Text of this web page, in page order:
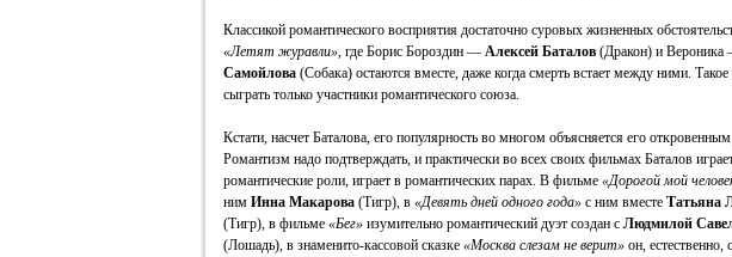
Классикой романтического восприятия достаточно суровых жизненных
«Летят журавли», где Борис Бороздин — Алексей Баталов (Дракон) и
Самойлова (Собака) остаются вместе, даже когда смерть встает между ними. Такое
сыграть только участники романтического союза.
Кстати, насчет Баталова, его популярность во многом объясняется его
Романтизм надо подтверждать, и практически во всех своих фильмах Баталов
романтические роли, играет в романтических парах. В фильме «Дорогой мой
ним Инна Макарова (Тигр), в «Девять дней одного года» с ним вместе Татьяна
(Тигр), в фильме «Бег» изумительно романтический дуэт создан с Людмилой
(Лошадь), в знаменито-кассовой сказке «Москва слезам не верит» он, естественно, с